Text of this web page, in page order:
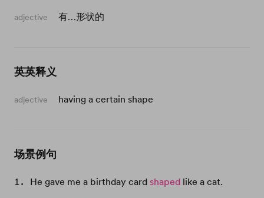
adjective 有…形状的
英英释义
adjective having a certain shape
场景例句
He gave me a birthday card shaped like a cat.